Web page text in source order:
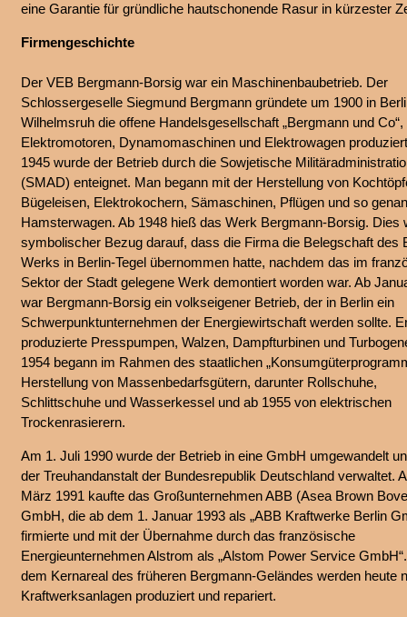
eine Garantie für gründliche hautschonende Rasur in kürzester
Firmengeschichte
Der VEB Bergmann-Borsig war ein Maschinenbaubetrieb. Der
Schlossergeselle Siegmund Bergmann gründete um 1900 in
Wilhelmsruh die offene Handelsgesellschaft „Bergmann und Co“,
Elektromotoren, Dynamomaschinen und Elektrowagen
1945 wurde der Betrieb durch die Sowjetische
(SMAD) enteignet. Man begann mit der Herstellung von
Bügeleisen, Elektrokochern, Sämaschinen, Pflügen und so
Hamsterwagen. Ab 1948 hieß das Werk Bergmann-Borsig. Dies
symbolischer Bezug darauf, dass die Firma die Belegschaft des
Werks in Berlin-Tegel übernommen hatte, nachdem das im
Sektor der Stadt gelegene Werk demontiert worden war. Ab
war Bergmann-Borsig ein volkseigener Betrieb, der in Berlin ein
Schwerpunktunternehmen der Energiewirtschaft werden sollte.
produzierte Presspumpen, Walzen, Dampfturbinen und
1954 begann im Rahmen des staatlichen
Herstellung von Massenbedarfsgütern, darunter Rollschuhe,
Schlittschuhe und Wasserkessel und ab 1955 von elektrischen
Trockenrasierern.
Am 1. Juli 1990 wurde der Betrieb in eine GmbH umgewandelt
der Treuhandanstalt der Bundesrepublik Deutschland verwaltet.
März 1991 kaufte das Großunternehmen ABB (Asea Brown
GmbH, die ab dem 1. Januar 1993 als „ABB Kraftwerke Berlin
firmierte und mit der Übernahme durch das französische
Energieunternehmen Alstrom als „Alstom Power Service
dem Kernareal des früheren Bergmann-Geländes werden heute
Kraftwerksanlagen produziert und repariert.